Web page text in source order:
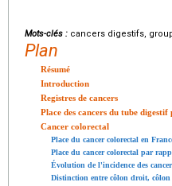
Mots-clés : cancers digestifs,
Plan
Résumé
Introduction
Registres de cancers
Place des cancers du tube digestif
Cancer colorectal
Place du cancer colorectal en
Place du cancer colorectal par
Évolution de l'incidence des
Distinction entre côlon droit, côlon